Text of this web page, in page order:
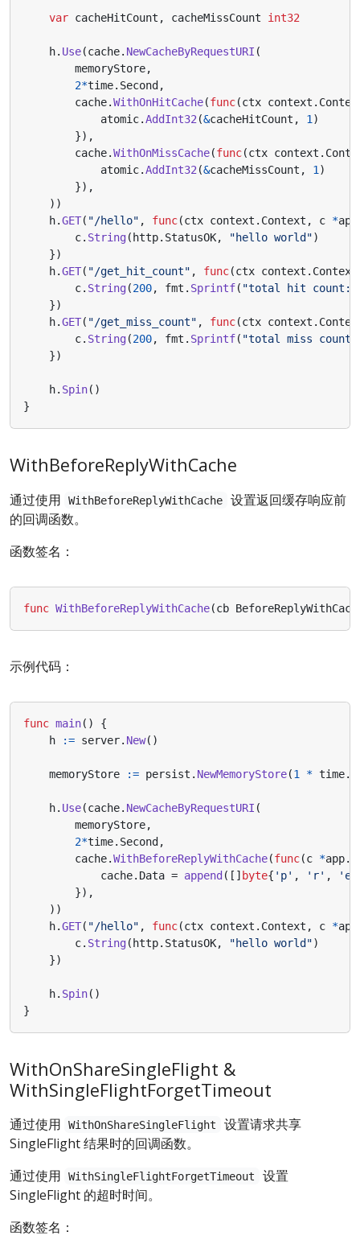
var cacheHitCount , cacheMissCount int32
h. Use(cache. NewCacheByRequestURI (
memoryStore,
2*time. Second ,
cache.WithOnHitCache(func(ctx context .
atomic.AddInt32(&cacheHitCount , 1)
}),
cache.WithOnMissCache(func(ctx context .
atomic.AddInt32(&cacheMissCount , 1)
}),
))
h.GET( "/hello" , func(ctx context . Context , c *app
c. String( http. StatusOK, "hello world")
})
h.GET( "/get_hit_count" , func(ctx context . Context
c. String(200, fmt . Sprintf( "total hit count:
})
h.GET( "/get_miss_count" , func(ctx context .
c. String(200, fmt . Sprintf( "total miss count:
})
h. Spin()
}
WithBeforeReplyWithCache
通过使用 WithBeforeReplyWithCache
设置返回缓存响应前
的回调函数。
函数签名：
func WithBeforeReplyWithCache(cb
示例代码：
func main()
{
h
:= server. New()
memoryStore := persist . NewMemoryStore(1 * time.
h. Use(cache. NewCacheByRequestURI (
memoryStore,
2*time. Second,
cache.WithBeforeReplyWithCache(func(c *app.
cache. Data = append([]byte{ 'p' , 'r' , 'e'
}),
))
h.GET( "/hello" , func(ctx context . Context , c *app
c. String(http. StatusOK, "hello world")
})
h. Spin()
}
WithOnShareSingleFlight &
WithSingleFlightForgetTimeout
通过使用 WithOnShareSingleFlight
设置请求共享
SingleFlight 结果时的回调函数。
通过使用
WithSingleFlightForgetTimeout
设置
SingleFlight 的超时时间。
函数签名：